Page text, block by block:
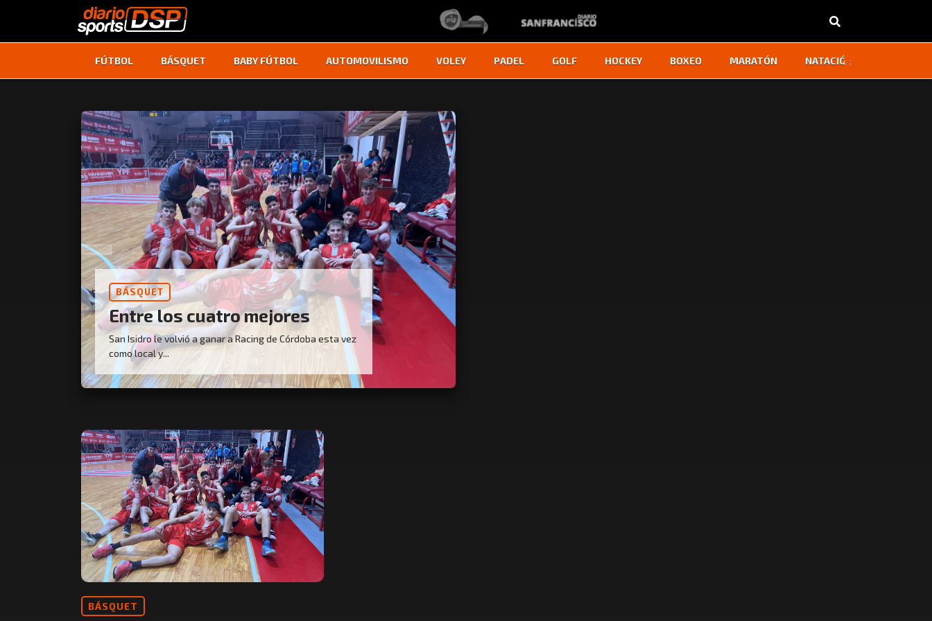
FÚTBOL BÁSQUET BABY FÚTBOL AUTOMOVILISMO VOLEY PADEL GOLF HOCKEY BOXEO MARATÓN NATACIÓN
‹ ›
BÁSQUET
Entre los cuatro mejores
San Isidro le volvió a ganar a Racing de Córdoba esta vez
como local y...
BÁSQUET